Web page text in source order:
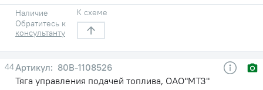
Наличие
Обратитесь к
консультанту
К схеме
44
80В-1108526
Тяга управления подачей топлива, ОАО"МТЗ"